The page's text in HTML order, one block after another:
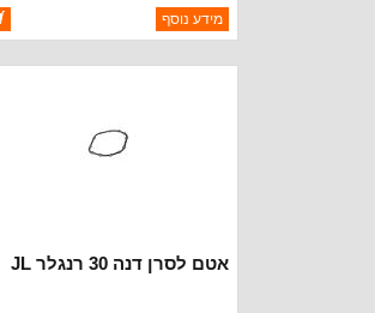
ברקוד: 68396635AA
יצרן:OAKMAN OFFROAD
מידע נוסף
אטם לסרן דנה 30 רנגלר JL